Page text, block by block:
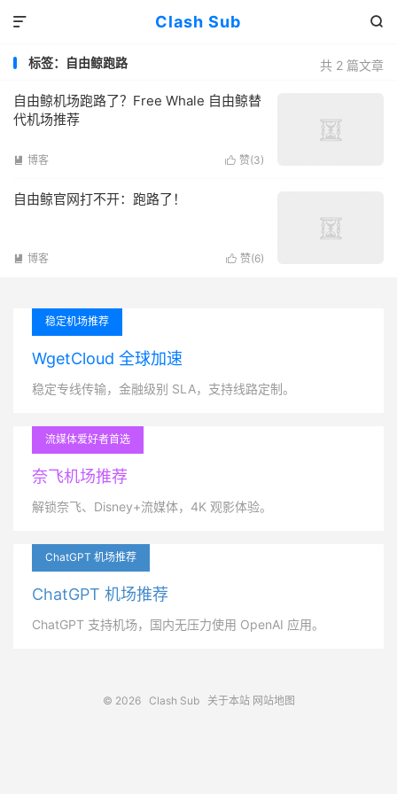
Clash Sub 

共 2 篇文章
标签：自由鲸跑路
自由鲸机场跑路了？Free Whale 自由鲸替
代机场推荐
 赞(3)
 博客
自由鲸官网打不开：跑路了！
 赞(6)
 博客
稳定机场推荐
WgetCloud 全球加速
稳定专线传输，金融级别 SLA，支持线路定制。
流媒体爱好者首选
奈飞机场推荐
解锁奈飞、Disney+流媒体，4K 观影体验。
ChatGPT 机场推荐
ChatGPT 机场推荐
ChatGPT 支持机场，国内无压力使用 OpenAI 应用。
© 2026 Clash Sub 关于本站 网站地图